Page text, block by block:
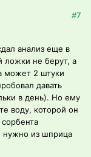
#7
анализ еще в
ложки не берут, а
может 2 штуки
давать
в день). Но ему
воду, которой он
нужно из шприца